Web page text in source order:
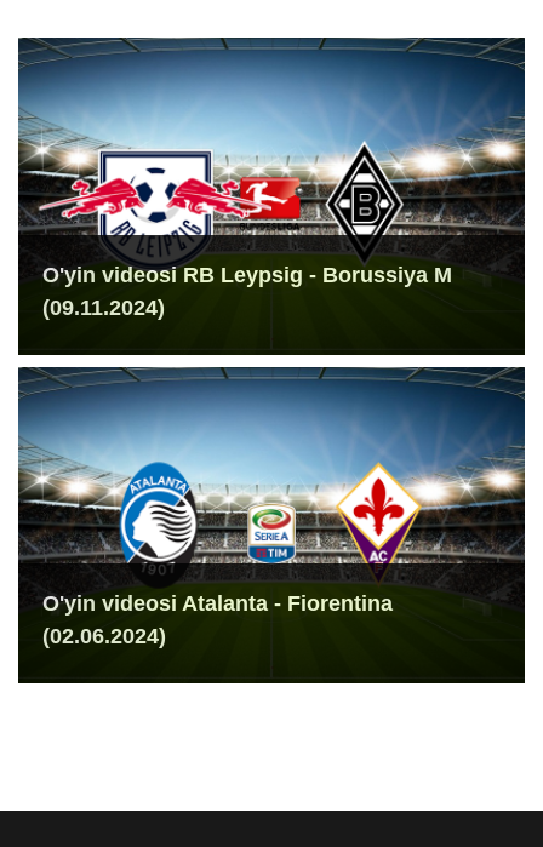
O'yin videosi RB Leypsig - Borussiya M
(09.11.2024)
O'yin videosi Atalanta - Fiorentina
(02.06.2024)